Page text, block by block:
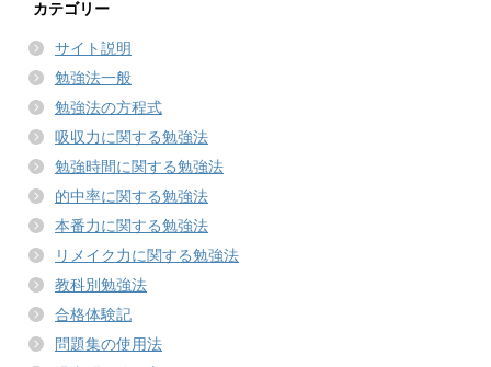
カテゴリー
サイト説明
勉強法一般
勉強法の方程式
吸収力に関する勉強法
勉強時間に関する勉強法
的中率に関する勉強法
本番力に関する勉強法
リメイク力に関する勉強法
教科別勉強法
合格体験記
問題集の使用法